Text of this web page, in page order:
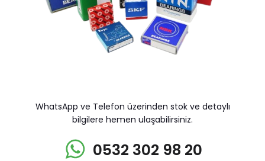
WhatsApp ve Telefon üzerinden stok ve detaylı
bilgilere hemen ulaşabilirsiniz.
0532 302 98 20